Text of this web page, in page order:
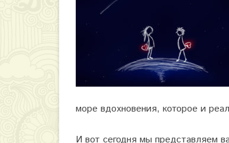
море вдохновения, которое и
И вот сегодня мы